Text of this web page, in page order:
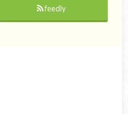
feedly